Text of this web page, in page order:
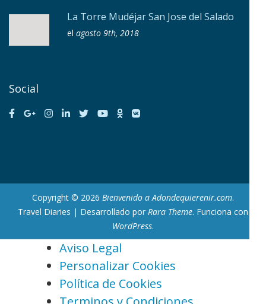
La Torre Mudéjar San Jose del Salado
el agosto 9th, 2018
Social
Copyright © 2026 Bienvenido a Adondequierenir.com.
Travel Diaries | Desarrollado por Rara Theme. Funciona con
WordPress.
Aviso Legal
Personalizar Cookies
Política de Cookies